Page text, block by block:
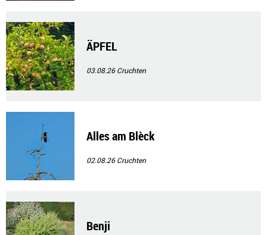
ÄPFEL
03.08.26Cruchten
Alles am Blèck
02.08.26Cruchten
Benji